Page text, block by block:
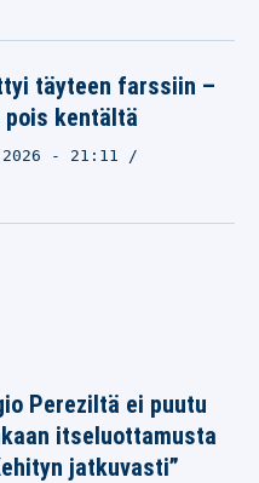
täyteen farssiin –
kentältä
- 21:11
Pereziltä ei puutu
itseluottamusta
jatkuvasti”